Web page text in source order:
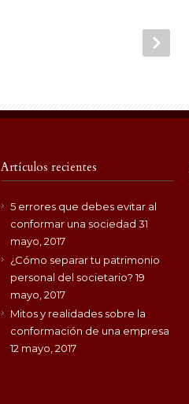
Artículos recientes
5 errores que debes evitar al
conformar una sociedad 31
mayo, 2017
¿Cómo separar tu patrimonio
personal del societario? 19
mayo, 2017
Mitos y realidades sobre la
conformación de una empresa
12 mayo, 2017